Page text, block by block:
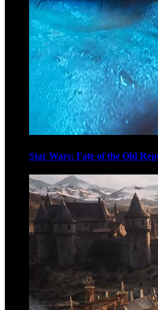
Star Wars: Fate of the Old